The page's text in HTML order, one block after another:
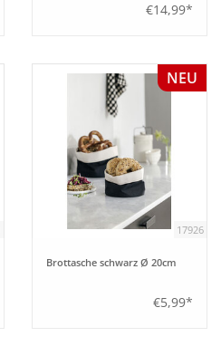
€14,99*
NEU
17926
Brottasche schwarz Ø 20cm
€5,99*